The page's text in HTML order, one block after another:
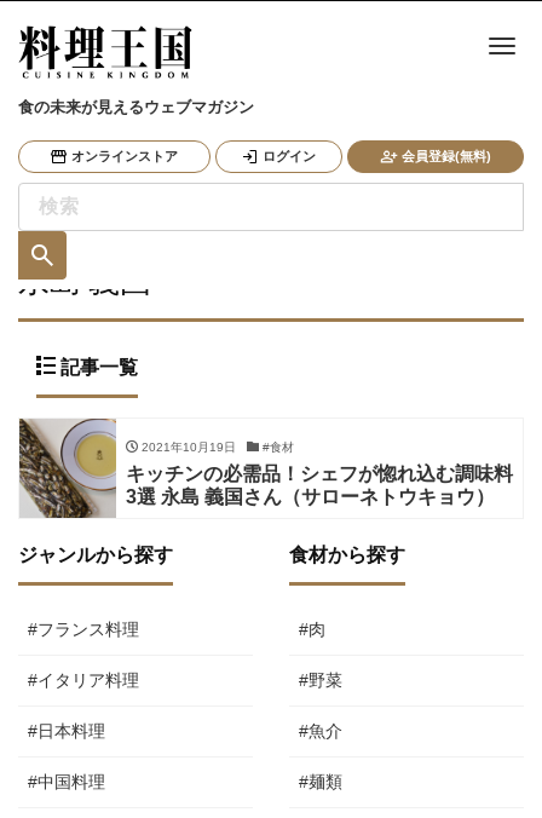
食の未来が見えるウェブマガジン
オンラインストア ログイン 会員登録(無料)
ナ
永島 義国
記事一覧
2021年10月19日 #食材
キッチンの必需品！シェフが惚れ込む調味料
3選 永島 義国さん（サローネトウキョウ）
ジャンルから探す
#フランス料理
#イタリア料理
#日本料理
#中国料理
食材から探す
#肉
#野菜
#魚介
#麺類